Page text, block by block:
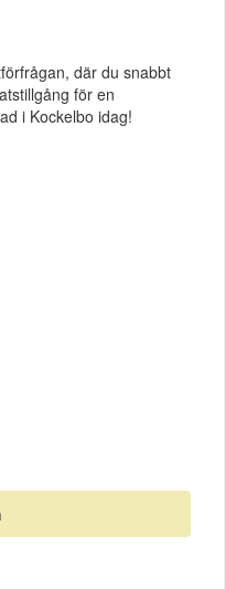
där du snabbt
för en
i Kockelbo idag!